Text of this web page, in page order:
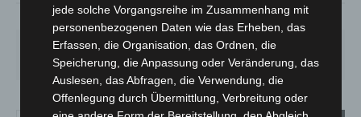
78% 3m/s 26%
FR.
21°
SA.
26°
SO.
32°
MO.
30° 24°
jede solche Vorgangsreihe im Zusammenhang mit
personenbezogenen Daten wie das Erheben, das
Erfassen, die Organisation, das Ordnen, die
Speicherung, die Anpassung oder Veränderung, das
Auslesen, das Abfragen, die Verwendung, die
Offenlegung durch Übermittlung, Verbreitung oder